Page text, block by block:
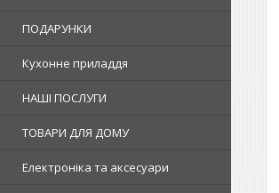
ПОДАРУНКИ
Кухонне приладдя
НАШІ ПОСЛУГИ
ТОВАРИ ДЛЯ ДОМУ
Електроніка та аксесуари